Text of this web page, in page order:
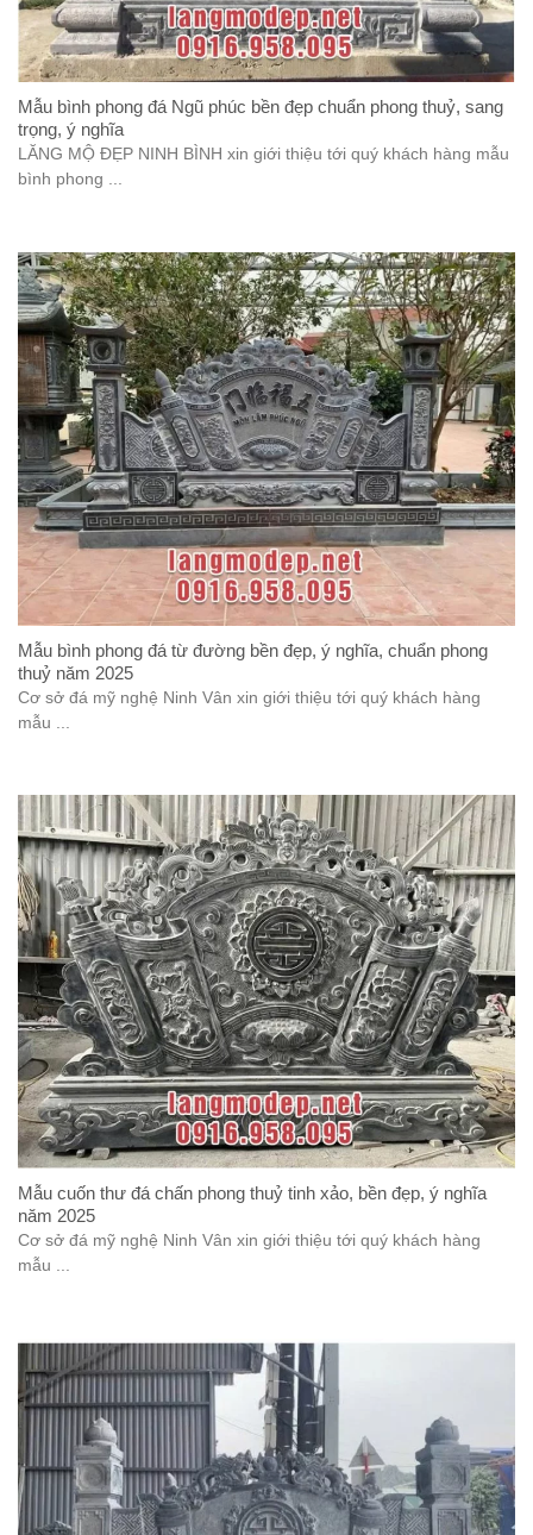
Mẫu bình phong đá Ngũ phúc bền đẹp chuẩn phong thuỷ, sang
trọng, ý nghĩa
LĂNG MỘ ĐẸP NINH BÌNH xin giới thiệu tới quý khách hàng mẫu
bình phong ...
Mẫu bình phong đá từ đường bền đẹp, ý nghĩa, chuẩn phong
thuỷ năm 2025
Cơ sở đá mỹ nghệ Ninh Vân xin giới thiệu tới quý khách hàng
mẫu ...
Mẫu cuốn thư đá chấn phong thuỷ tinh xảo, bền đẹp, ý nghĩa
năm 2025
Cơ sở đá mỹ nghệ Ninh Vân xin giới thiệu tới quý khách hàng
mẫu ...